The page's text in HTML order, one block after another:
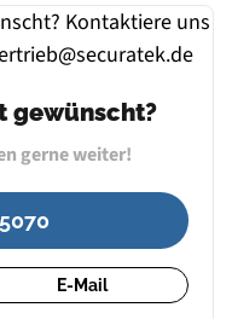
gewünscht?
gerne weiter!
E-Mail